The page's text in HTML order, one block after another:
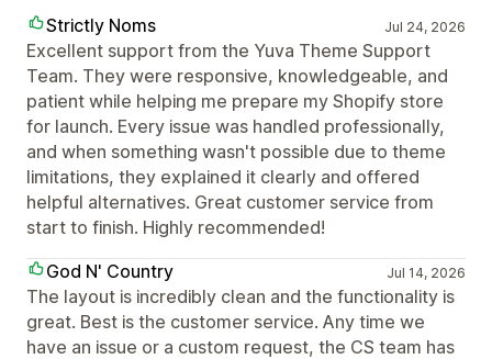
Strictly Noms Jul 24, 2026
Excellent support from the Yuva Theme Support
Team. They were responsive, knowledgeable, and
patient while helping me prepare my Shopify store
for launch. Every issue was handled professionally,
and when something wasn't possible due to theme
limitations, they explained it clearly and offered
helpful alternatives. Great customer service from
start to finish. Highly recommended!
God N' Country
Jul 14, 2026
The layout is incredibly clean and the functionality is
great. Best is the customer service. Any time we
have an issue or a custom request, the CS team has